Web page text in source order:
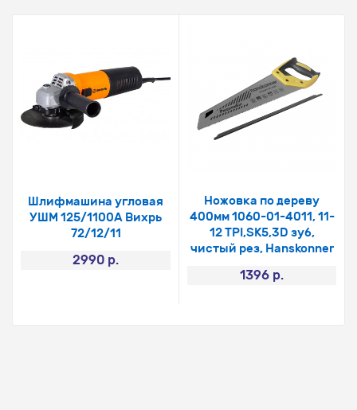
Шлифмашина угловая
УШМ 125/1100А Вихрь
72/12/11
2990 р.
Ножовка по дереву
400мм 1060-01-4011, 11-
12 TPI,SK5,3D зуб,
чистый рез, Hanskonner
1396 р.